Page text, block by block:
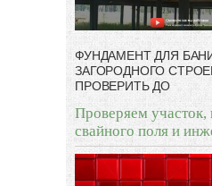
ФУНДАМЕНТ ДЛЯ
ЗАГОРОДНОГО
ПРОВЕРИТЬ ДО
Проверяем участок,
свайного поля и